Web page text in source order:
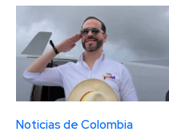
Noticias de Colombia